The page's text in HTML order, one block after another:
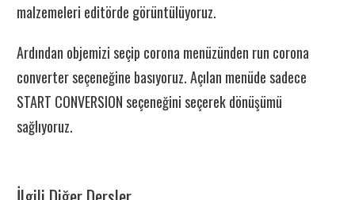
malzemeleri editörde görüntülüyoruz.
Ardından objemizi seçip corona menüzünden run corona
converter seçeneğine basıyoruz. Açılan menüde sadece
START CONVERSION seçeneğini seçerek dönüşümü
sağlıyoruz.